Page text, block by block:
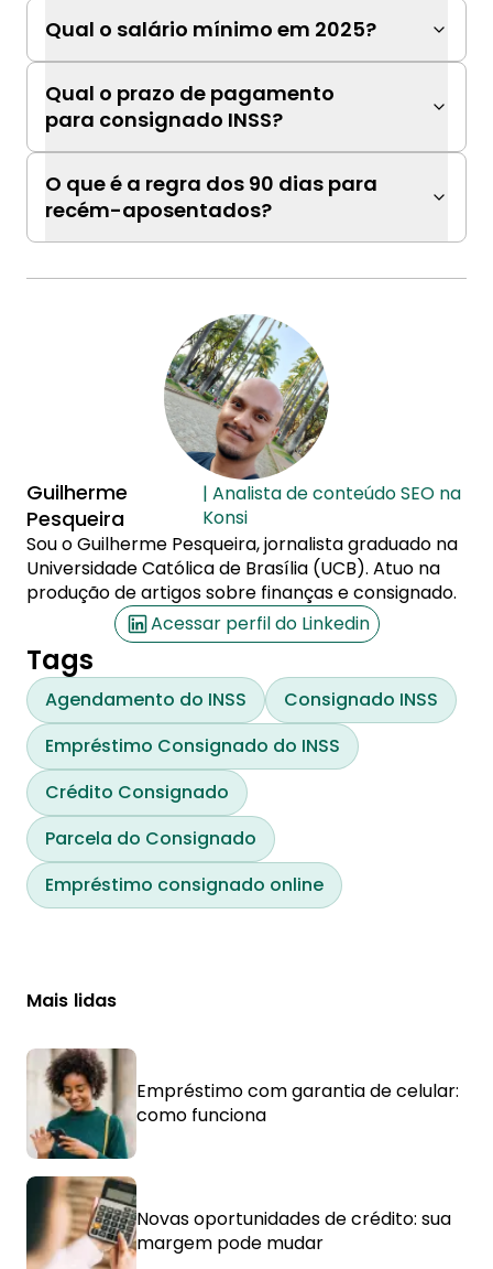
Qual o salário mínimo em 2025?
Qual o prazo de pagamento
para consignado INSS?
O que é a regra dos 90 dias para
recém-aposentados?
Guilherme
Pesqueira
| Analista de conteúdo SEO na
Konsi
Sou o Guilherme Pesqueira, jornalista graduado na
Universidade Católica de Brasília (UCB). Atuo na
produção de artigos sobre finanças e consignado.
Acessar perfil do Linkedin
Tags
Agendamento do INSS
Consignado INSS
Empréstimo Consignado do INSS
Crédito Consignado
Parcela do Consignado
Empréstimo consignado online
Mais lidas
Empréstimo com garantia de celular:
como funciona
Novas oportunidades de crédito: sua
margem pode mudar